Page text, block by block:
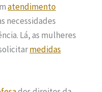
atendimento
necessidades
Lá, as mulheres
medidas